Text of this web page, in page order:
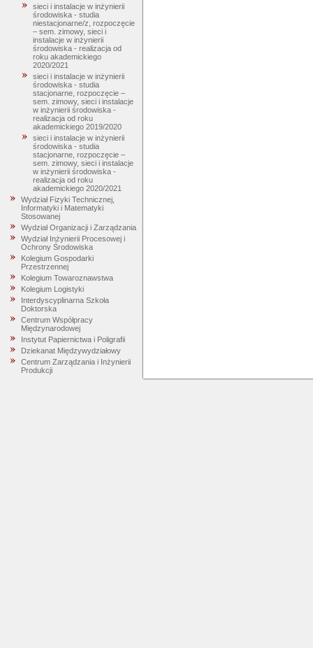
sieci i instalacje w inżynierii
środowiska - studia
niestacjonarne/z, rozpoczęcie
– sem. zimowy, sieci i
instalacje w inżynierii
środowiska - realizacja od
roku akademickiego
2020/2021
sieci i instalacje w inżynierii
środowiska - studia
stacjonarne, rozpoczęcie –
sem. zimowy, sieci i instalacje
w inżynierii środowiska -
realizacja od roku
akademickiego 2019/2020
sieci i instalacje w inżynierii
środowiska - studia
stacjonarne, rozpoczęcie –
sem. zimowy, sieci i instalacje
w inżynierii środowiska -
realizacja od roku
akademickiego 2020/2021
Wydział Fizyki Technicznej,
Informatyki i Matematyki
Stosowanej
Wydział Organizacji i Zarządzania
Wydział Inżynierii Procesowej i
Ochrony Środowiska
Kolegium Gospodarki
Przestrzennej
Kolegium Towaroznawstwa
Kolegium Logistyki
Interdyscyplinarna Szkoła
Doktorska
Centrum Współpracy
Międzynarodowej
Instytut Papiernictwa i Poligrafii
Dziekanat Międzywydziałowy
Centrum Zarządzania i Inżynierii
Produkcji